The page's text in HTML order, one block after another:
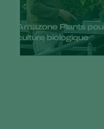
Amazone Plants
culture biologique